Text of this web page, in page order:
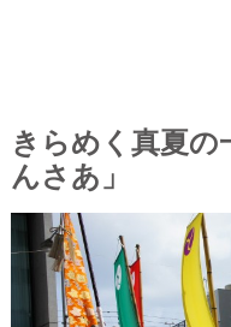
きらめく真夏の
んさあ」